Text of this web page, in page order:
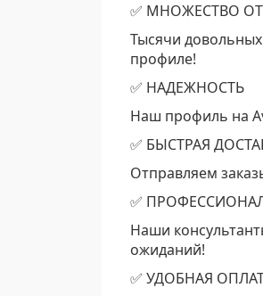
✅ МНОЖЕСТВО
Тысячи
профиле!
✅ НАДЕЖНОСТЬ
Наш профиль на
✅ БЫСТРАЯ
Отправляем
✅
Наши
ожиданий!
✅ УДОБНАЯ